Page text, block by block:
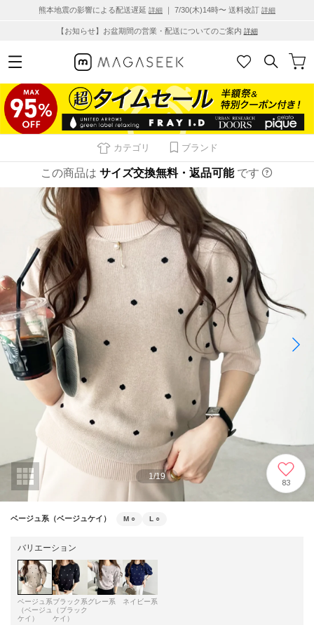
熊本地震の影響による配送遅延 詳細 ｜ 7/30(木)14時〜 送料改訂 詳細
【お知らせ】お盆期間の営業・配送についてのご案内 詳細
カテゴリ ブランド
この商品は サイズ交換無料・返品可能 です
1/19
83
ベージュ系（ベージュケイ） M ○ L ○
バリエーション
ベージュ系
（ベージュ
ケイ）
ブラック系
（ブラック
ケイ）
グレー系 ネイビー系